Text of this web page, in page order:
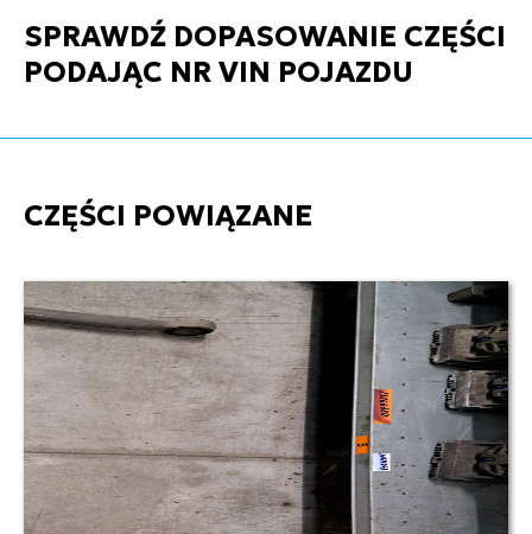
SPRAWDŹ DOPASOWANIE CZĘŚCI
PODAJĄC NR VIN POJAZDU
CZĘŚCI POWIĄZANE